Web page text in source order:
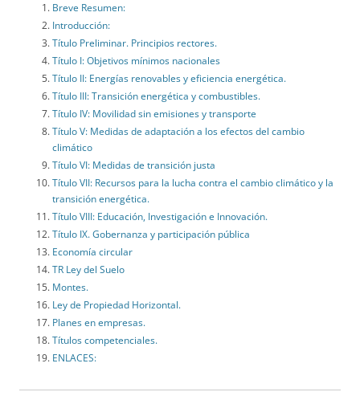
Breve Resumen:
Introducción:
Título Preliminar. Principios rectores.
Título I: Objetivos mínimos nacionales
Título II: Energías renovables y eficiencia energética.
Título III: Transición energética y combustibles.
Título IV: Movilidad sin emisiones y transporte
Título V: Medidas de adaptación a los efectos del cambio
climático
Título VI: Medidas de transición justa
Título VII: Recursos para la lucha contra el cambio climático y la
transición energética.
Título VIII: Educación, Investigación e Innovación.
Título IX. Gobernanza y participación pública
Economía circular
TR Ley del Suelo
Montes.
Ley de Propiedad Horizontal.
Planes en empresas.
Títulos competenciales.
ENLACES: